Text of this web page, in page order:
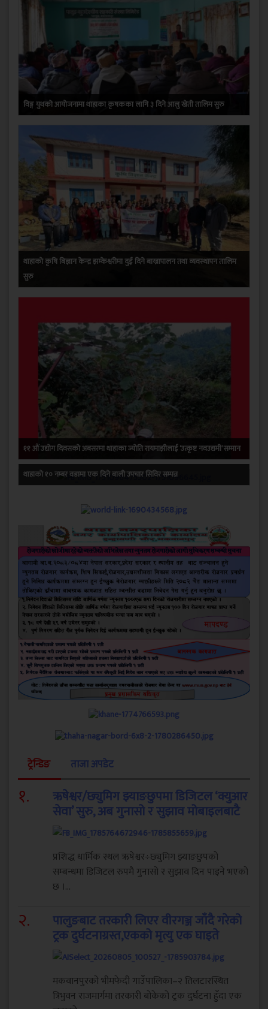
विङ्ग युथको आयोजनामा थाहाका कृषकका लागि ३ दिने आलु खेती तालिम सुरु
थाहाको कृषि बिज्ञान केन्द्र झम्केश्वरीमा दुई दिने बाख्रापालन तथा व्यवस्थापन तालिम
सुरु
११ औं उद्योग दिवसको अबसरमा थाहाका ज्योति रायमाझीलाई ‘उत्कृष्ट नवउद्यमी’ सम्मान
थाहाको १० नम्बर वडामा एक दिने बाली उपचार सिविर सम्पन्न
ट्रेन्डिङ ताजा अपडेट
१. ऋषेश्वर/छ्युमिग झ्याङछुपमा डिजिटल ‘क्युआर
सेवा’ सुरु, अब गुनासो र सुझाव मोबाइलबाटै
प्रशिद्ध धार्मिक स्थल ऋषेश्वर÷छ्युमिग झ्याङछुपको
सम्बन्धमा डिजिटल रुपमै गुनासो र सुझाव दिन पाइने भएको
छ ।...
२. पालुङबाट तरकारी लिएर वीरगञ्ज जाँदै गरेको
ट्रक दुर्घटनाग्रस्त,एकको मृत्यु एक घाइते
मकवानपुरको भीमफेदी गाउँपालिका–२ तिलटारस्थित
त्रिभुवन राजमार्गमा तरकारी बोकेको ट्रक दुर्घटना हुँदा एक